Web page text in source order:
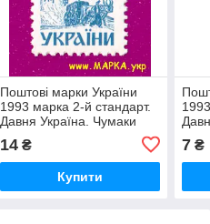
Поштові марки України
1993 марка 2-й стандарт.
Давня Україна. Чумаки
14₴
Купити
7 ₴